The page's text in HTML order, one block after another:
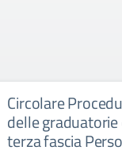
Circolare
delle graduatorie
terza fascia